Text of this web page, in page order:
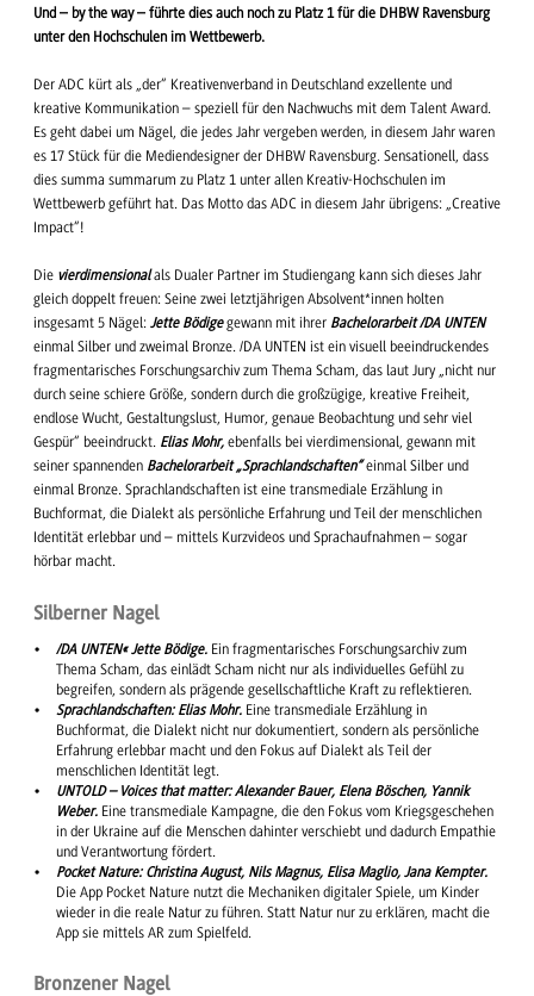
Und – by the way – führte dies auch noch zu Platz 1 für die DHBW Ravensburg
unter den Hochschulen im Wettbewerb.
Der ADC kürt als „der“ Kreativenverband in Deutschland exzellente und
kreative Kommunikation – speziell für den Nachwuchs mit dem Talent Award.
Es geht dabei um Nägel, die jedes Jahr vergeben werden, in diesem Jahr waren
es 17 Stück für die Mediendesigner der DHBW Ravensburg. Sensationell, dass
dies summa summarum zu Platz 1 unter allen Kreativ-Hochschulen im
Wettbewerb geführt hat. Das Motto das ADC in diesem Jahr übrigens: „Creative
Impact“!
Die vierdimensionalals Dualer Partner im Studiengang kann sich dieses Jahr
gleich doppelt freuen: Seine zwei letztjährigen Absolvent*innen holten
insgesamt 5 Nägel: Jette Bödigegewann mit ihrer Bachelorarbeit /DA UNTEN
einmal Silber und zweimal Bronze. /DA UNTEN ist ein visuell beeindruckendes
fragmentarisches Forschungsarchiv zum Thema Scham, das laut Jury „nicht nur
durch seine schiere Größe, sondern durch die großzügige, kreative Freiheit,
endlose Wucht, Gestaltungslust, Humor, genaue Beobachtung und sehr viel
Gespür“ beeindruckt. Elias Mohr, ebenfalls bei vierdimensional, gewann mit
seiner spannenden Bachelorarbeit „Sprachlandschaften“einmal Silber und
einmal Bronze. Sprachlandschaften ist eine transmediale Erzählung in
Buchformat, die Dialekt als persönliche Erfahrung und Teil der menschlichen
Identität erlebbar und – mittels Kurzvideos und Sprachaufnahmen – sogar
hörbar macht.
Silberner Nagel
/DA UNTEN« Jette Bödige.Ein fragmentarisches Forschungsarchiv zum
Thema Scham, das einlädt Scham nicht nur als individuelles Gefühl zu
begreifen, sondern als prägende gesellschaftliche Kraft zu reflektieren.
Sprachlandschaften: Elias Mohr.Eine transmediale Erzählung in
Buchformat, die Dialekt nicht nur dokumentiert, sondern als persönliche
Erfahrung erlebbar macht und den Fokus auf Dialekt als Teil der
menschlichen Identität legt.
UNTOLD – Voices that matter: Alexander Bauer, Elena Böschen, Yannik
Weber. Eine transmediale Kampagne, die den Fokus vom Kriegsgeschehen
in der Ukraine auf die Menschen dahinter verschiebt und dadurch Empathie
und Verantwortung fördert.
Pocket Nature: Christina August, Nils Magnus, Elisa Maglio, Jana Kempter.
Die App Pocket Nature nutzt die Mechaniken digitaler Spiele, um Kinder
wieder in die reale Natur zu führen. Statt Natur nur zu erklären, macht die
App sie mittels AR zum Spielfeld.
Bronzener Nagel